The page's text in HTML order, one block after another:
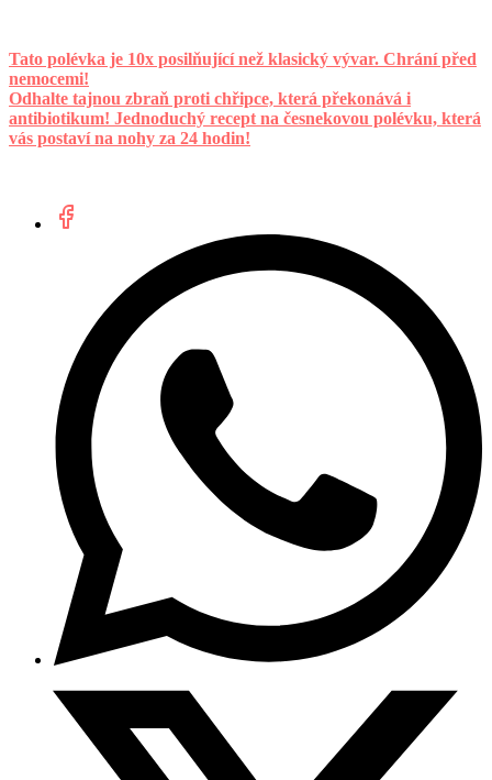
Tato polévka je 10x posilňující než klasický vývar. Chrání před
nemocemi!
Odhalte tajnou zbraň proti chřipce, která překonává i
antibiotikum! Jednoduchý recept na česnekovou polévku, která
vás postaví na nohy za 24 hodin!